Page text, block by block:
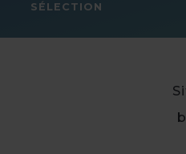
SÉLECTION